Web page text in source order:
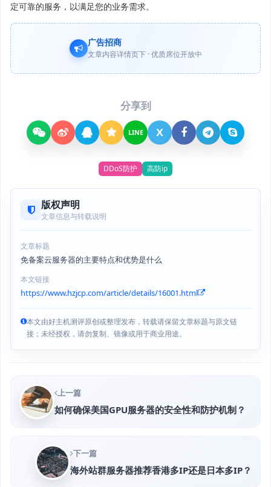
定可靠的服务，以满足您的业务需求。
广告招商
文章内容详情页下 · 优质席位开放中
分享到
LINE X
DDoS防护 高防ip
版权声明
文章信息与转载说明
文章标题
免备案云服务器的主要特点和优势是什么
本文链接
https://www.hzjcp.com/article/details/16001.html
本文由好主机测评原创或整理发布，转载请保留文章标题与原文链
接；未经授权，请勿复制、镜像或用于商业用途。
上一篇
如何确保美国GPU服务器的安全性和防护机制？
下一篇
海外站群服务器推荐香港多IP还是日本多IP？